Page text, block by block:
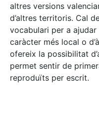
altres versions
d’altres territoris. Cal
vocabulari per a
caràcter més local o
ofereix la possibilitat
permet sentir de
reproduïts per escrit.